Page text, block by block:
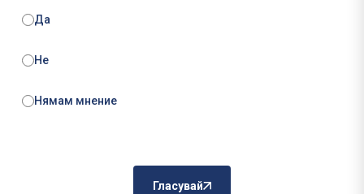
Да
Не
Нямам мнение
Гласувай